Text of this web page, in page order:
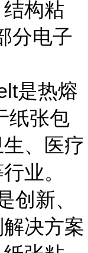
构粘
分电子
是热熔
纸张包
、医疗
业。
创新、
决方案